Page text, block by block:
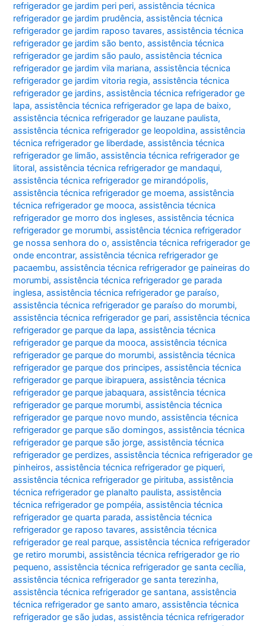
refrigerador ge jardim peri peri,assistência técnica
refrigerador ge jardim prudência,assistência técnica
refrigerador ge jardim raposo tavares,assistência técnica
refrigerador ge jardim são bento,assistência técnica
refrigerador ge jardim são paulo,assistência técnica
refrigerador ge jardim vila mariana,assistência técnica
refrigerador ge jardim vitoria regia,assistência técnica
refrigerador ge jardins,assistência técnica refrigerador ge
lapa,assistência técnica refrigerador ge lapa de baixo,
assistência técnica refrigerador ge lauzane paulista,
assistência técnica refrigerador ge leopoldina,assistência
técnica refrigerador ge liberdade,assistência técnica
refrigerador ge limão,assistência técnica refrigerador ge
litoral,assistência técnica refrigerador ge mandaqui,
assistência técnica refrigerador ge mirandópolis,
assistência técnica refrigerador ge moema,assistência
técnica refrigerador ge mooca,assistência técnica
refrigerador ge morro dos ingleses,assistência técnica
refrigerador ge morumbi,assistência técnica refrigerador
ge nossa senhora do o,assistência técnica refrigerador ge
onde encontrar,assistência técnica refrigerador ge
pacaembu,assistência técnica refrigerador ge paineiras do
morumbi,assistência técnica refrigerador ge parada
inglesa,assistência técnica refrigerador ge paraíso,
assistência técnica refrigerador ge paraíso do morumbi,
assistência técnica refrigerador ge pari,assistência técnica
refrigerador ge parque da lapa,assistência técnica
refrigerador ge parque da mooca,assistência técnica
refrigerador ge parque do morumbi,assistência técnica
refrigerador ge parque dos principes,assistência técnica
refrigerador ge parque ibirapuera,assistência técnica
refrigerador ge parque jabaquara,assistência técnica
refrigerador ge parque morumbi,assistência técnica
refrigerador ge parque novo mundo,assistência técnica
refrigerador ge parque são domingos,assistência técnica
refrigerador ge parque são jorge,assistência técnica
refrigerador ge perdizes,assistência técnica refrigerador ge
pinheiros,assistência técnica refrigerador ge piqueri,
assistência técnica refrigerador ge pirituba,assistência
técnica refrigerador ge planalto paulista,assistência
técnica refrigerador ge pompéia,assistência técnica
refrigerador ge quarta parada,assistência técnica
refrigerador ge raposo tavares,assistência técnica
refrigerador ge real parque,assistência técnica refrigerador
ge retiro morumbi,assistência técnica refrigerador ge rio
pequeno,assistência técnica refrigerador ge santa cecília,
assistência técnica refrigerador ge santa terezinha,
assistência técnica refrigerador ge santana,assistência
técnica refrigerador ge santo amaro,assistência técnica
refrigerador ge são judas,assistência técnica refrigerador